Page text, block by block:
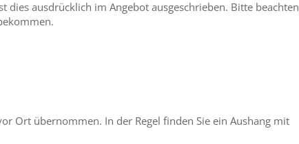
ausdrücklich im Angebot ausgeschrieben. Bitte beachten
Ort übernommen. In der Regel finden Sie ein Aushang mit